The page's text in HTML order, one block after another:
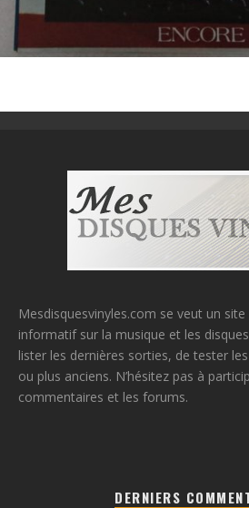
Mesdisquesvinyles.com se veut un
informatif sur la musique et les
lister les dernières sorties, de tester
ou plus anciens. N’hésitez pas à
commentaires et les forums.
DERNIERS